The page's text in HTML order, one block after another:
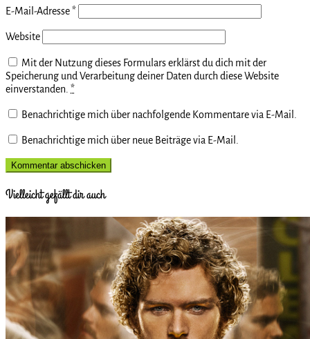
E-Mail-Adresse*
Website
Mit der Nutzung dieses Formulars erklärst du dich mit der
Speicherung und Verarbeitung deiner Daten durch diese Website
einverstanden. *
Benachrichtige mich über nachfolgende Kommentare via E-Mail.
Benachrichtige mich über neue Beiträge via E-Mail.
Vielleicht gefällt dir auch